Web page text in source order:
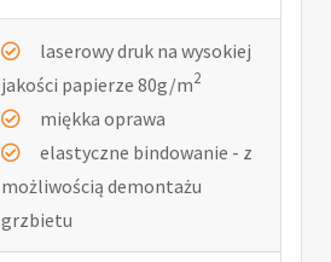
laserowy druk na wysokiej
jakości papierze 80g/m2
miękka oprawa
elastyczne bindowanie - z
możliwością demontażu
grzbietu